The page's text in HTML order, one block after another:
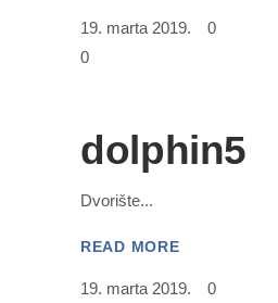
19. marta 2019.
0
0
dolphin5
Dvorište
READ MORE
19. marta 2019.
0